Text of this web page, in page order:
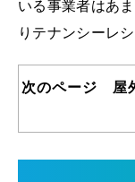
いる事業者はあ
りテナンシーレ
次のページ 屋